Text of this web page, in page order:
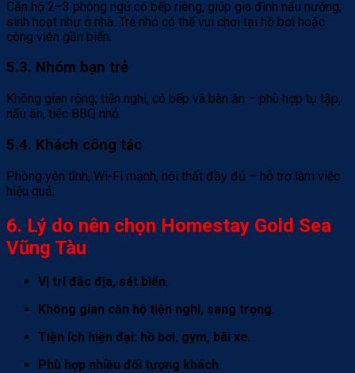
Căn hộ 2–3 phòng ngủ có bếp riêng, giúp gia đình nấu nướng,
sinh hoạt như ở nhà. Trẻ nhỏ có thể vui chơi tại hồ bơi hoặc
công viên gần biển.
5.3. Nhóm bạn trẻ
Không gian rộng, tiện nghi, có bếp và bàn ăn – phù hợp tụ tập,
nấu ăn, tiệc BBQ nhỏ.
5.4. Khách công tác
Phòng yên tĩnh, Wi-Fi mạnh, nội thất đầy đủ – hỗ trợ làm việc
hiệu quả.
6. Lý do nên chọn Homestay Gold Sea
Vũng Tàu
Vị trí đắc địa, sát biển.
Không gian căn hộ tiện nghi, sang trọng.
Tiện ích hiện đại: hồ bơi, gym, bãi xe.
Phù hợp nhiều đối tượng khách.